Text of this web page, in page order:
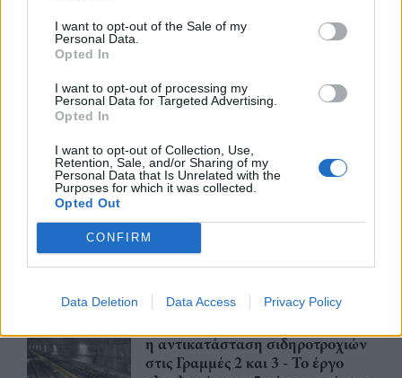
I want to opt-out of the Sale of my
Personal Data.
Opted In
I want to opt-out of processing my
Personal Data for Targeted Advertising.
Opted In
I want to opt-out of Collection, Use,
Retention, Sale, and/or Sharing of my
Personal Data that Is Unrelated with the
Purposes for which it was collected.
Opted Out
CONFIRM
Data Deletion Data Access Privacy Policy
Ηρακλείου Κρήτης στο Καστέλλι
Δημόσιο: Άκυρες από 1η
Οκτωβρίου οι εγκύκλιοι που δεν
των φορέων
07/08/26|13:52
δρομολόγια της επέκτασης του
Μετρό Θεσσαλονίκης προς την
Καλαμαριά
η αντικατάσταση σιδηροτροχιών
στις Γραμμές 2 και 3 - Το έργο